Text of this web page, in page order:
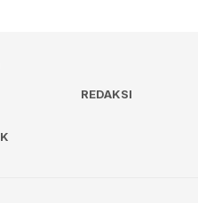
REDAKSI